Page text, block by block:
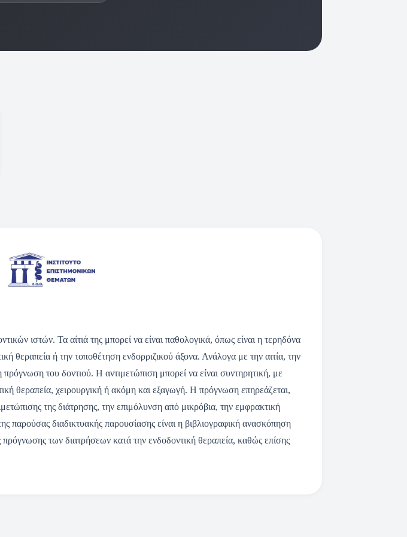
ιστών. Τα αίτιά της μπορεί να είναι παθολογικά, όπως είναι η τερηδόνα
θεραπεία ή την τοποθέτηση ενδορριζικού άξονα. Ανάλογα με την αιτία, την
του δοντιού. Η αντιμετώπιση μπορεί να είναι συντηρητική, με
θεραπεία, χειρουργική ή ακόμη και εξαγωγή. Η πρόγνωση επηρεάζεται,
της διάτρησης, την επιμόλυνση από μικρόβια, την εμφρακτική
παρούσας διαδικτυακής παρουσίασης είναι η βιβλιογραφική ανασκόπηση
πρόγνωσης των διατρήσεων κατά την ενδοδοντική θεραπεία, καθώς επίσης